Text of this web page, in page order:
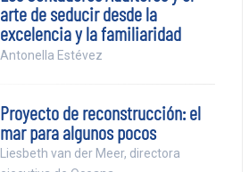
arte de seducir desde la
excelencia y la familiaridad
Antonella Estévez
Proyecto de reconstrucción: el
mar para algunos pocos
Liesbeth van der Meer, directora